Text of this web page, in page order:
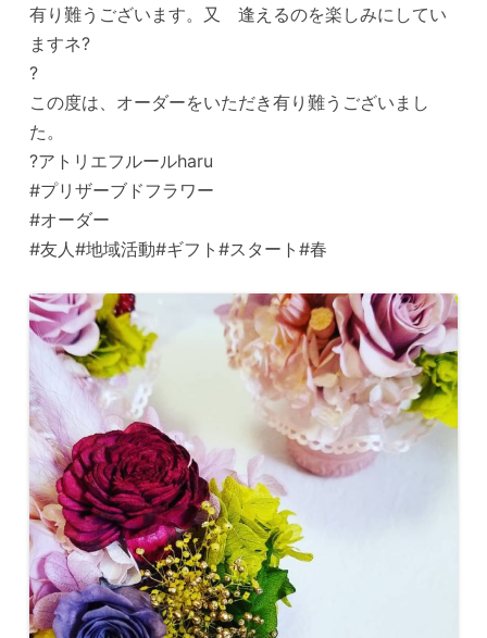
有り難うございます。又 逢えるのを楽しみにしてい
ますネ?
?
この度は、オーダーをいただき有り難うございまし
た。
?アトリエフルールharu
#プリザーブドフラワー
#オーダー
#友人#地域活動#ギフト#スタート#春